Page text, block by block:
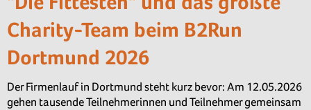
Charity-Team beim B2Run
Dortmund 2026
Der Firmenlauf in Dortmund steht kurz bevor: Am 12.05.2026
gehen tausende Teilnehmerinnen und Teilnehmer gemeinsam